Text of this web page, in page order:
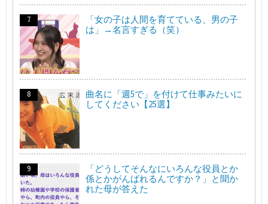
「女の子は人間を育てている、男の子
は」→名言すぎる（笑）
曲名に「週5で」を付けて仕事みたいに
してください【25選】
「どうしてそんなにいろんな役員とか
係とかがんばれるんですか？」と聞か
れた母が答えた